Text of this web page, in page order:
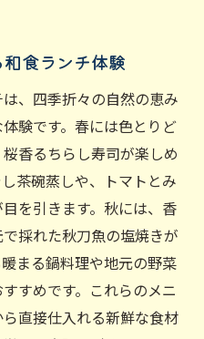
食ランチ体験
、四季折々の自然の恵み
験です。春には色とりど
香るちらし寿司が楽しめ
茶碗蒸しや、トマトとみ
を引きます。秋には、香
採れた秋刀魚の塩焼きが
まる鍋料理や地元の野菜
すめです。これらのメニ
直接仕入れる新鮮な食材